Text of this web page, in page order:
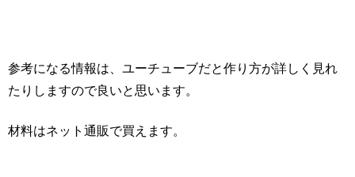
参考になる情報は、ユーチューブだと作り方が詳しく見れ
たりしますので良いと思います。
材料はネット通販で買えます。